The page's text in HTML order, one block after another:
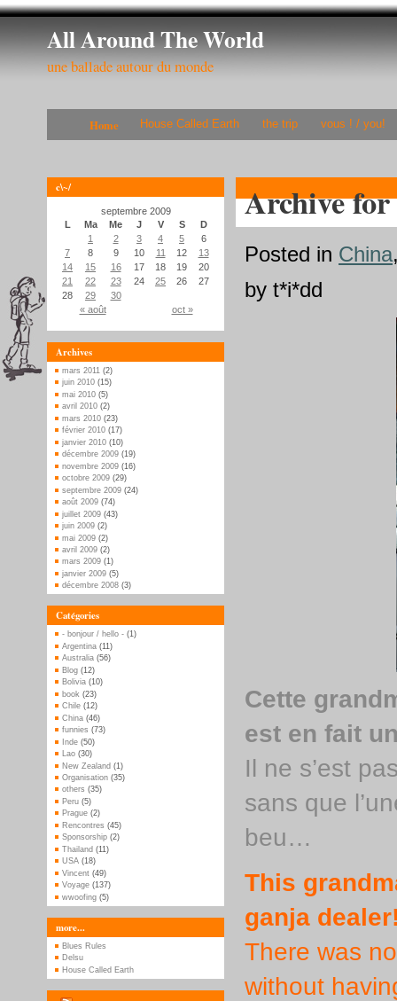
All Around The World
une ballade autour du monde
Home House Called Earth the trip vous ! / you!
c\~/
septembre 2009
L
Ma Me J V S D
« août oct »
1 2 3 4 5
6
7
8 9 10 11 12
13
14
15 16 17 18 19
20
21
22 23 24 25 26
27
28
29 30
Archives
mars 2011 (2)
juin 2010 (15)
mai 2010 (5)
avril 2010 (2)
mars 2010 (23)
février 2010 (17)
janvier 2010 (10)
décembre 2009 (19)
novembre 2009 (16)
octobre 2009 (29)
septembre 2009 (24)
août 2009 (74)
juillet 2009 (43)
juin 2009 (2)
mai 2009 (2)
avril 2009 (2)
mars 2009 (1)
janvier 2009 (5)
décembre 2008 (3)
Catégories
- bonjour / hello - (1)
Argentina (11)
Australia (56)
Blog (12)
Bolivia (10)
book (23)
Chile (12)
China (46)
funnies (73)
Inde (50)
Lao (30)
New Zealand (1)
Organisation (35)
others (35)
Peru (5)
Prague (2)
Rencontres (45)
Sponsorship (2)
Thailand (11)
USA (18)
Vincent (49)
Voyage (137)
wwoofing (5)
more...
Blues Rules
Delsu
House Called Earth
Archive for
Posted in China
by t*i*dd
Cette
est en fait
Il ne s’est
sans que
beu…
This
ganja
There was
without